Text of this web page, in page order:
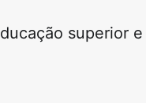
superior